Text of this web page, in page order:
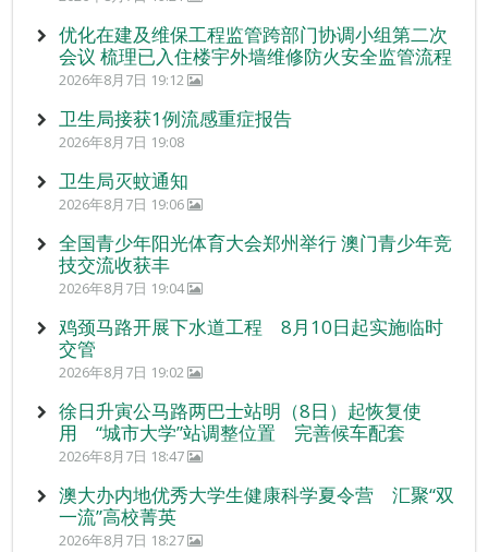
优化在建及维保工程监管跨部门协调小组第二次
会议 梳理已入住楼宇外墙维修防火安全监管流程
2026年8月7日 19:12
卫生局接获1例流感重症报告
2026年8月7日 19:08
卫生局灭蚊通知
2026年8月7日 19:06
全国青少年阳光体育大会郑州举行 澳门青少年竞
技交流收获丰
2026年8月7日 19:04
鸡颈马路开展下水道工程 8月10日起实施临时
交管
2026年8月7日 19:02
徐日升寅公马路两巴士站明（8日）起恢复使
用 “城市大学”站调整位置 完善候车配套
2026年8月7日 18:47
澳大办内地优秀大学生健康科学夏令营 汇聚“双
一流”高校菁英
2026年8月7日 18:27